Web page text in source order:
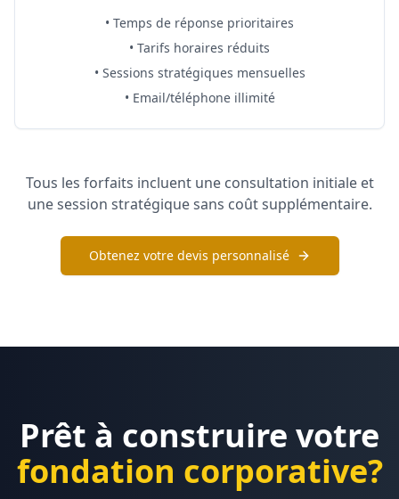
• Temps de réponse prioritaires
• Tarifs horaires réduits
• Sessions stratégiques mensuelles
• Email/téléphone illimité
Tous les forfaits incluent une consultation initiale et
une session stratégique sans coût supplémentaire.
Obtenez votre devis personnalisé
Prêt à construire votre
fondation corporative?